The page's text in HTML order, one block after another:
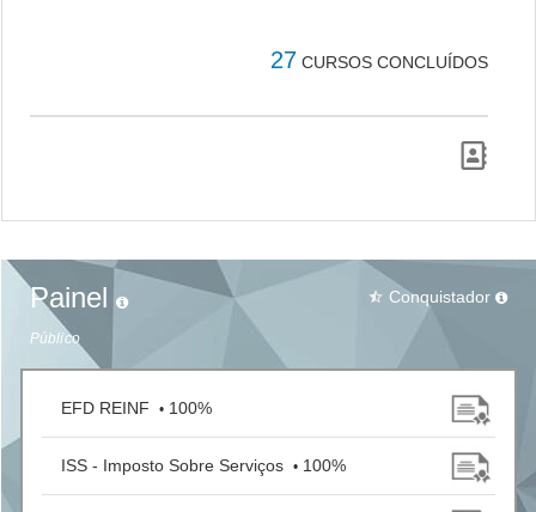
27 CURSOS CONCLUÍDOS
Painel
Público
star_half Conquistador
EFD REINF • 100%
ISS - Imposto Sobre Serviços • 100%